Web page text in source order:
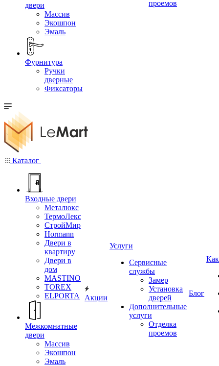
двери
Массив
Экошпон
Эмаль
Фурнитура
Ручки
дверные
Фиксаторы
проемов
Каталог
Входные двери
Металюкс
ТермоЛекс
СтройМир
Hormann
Двери в
квартиру
Двери в
дом
MASTINO
TOREX
ELPORTA
Межкомнатные
двери
Массив
Экошпон
Эмаль
Акции
Услуги
Сервисные
службы
Замер
Установка
дверей
Дополнительные
услуги
Отделка
проемов
Блог